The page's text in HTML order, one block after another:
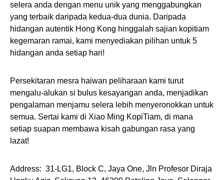
selera anda dengan menu unik yang menggabungkan
yang terbaik daripada kedua-dua dunia. Daripada
hidangan autentik Hong Kong hinggalah sajian kopitiam
kegemaran ramai, kami menyediakan pilihan untuk 5
hidangan anda setiap hari!
Persekitaran mesra haiwan peliharaan kami turut
mengalu-alukan si bulus kesayangan anda, menjadikan
pengalaman menjamu selera lebih menyeronokkan untuk
semua. Sertai kami di Xiao Ming KopiTiam, di mana
setiap suapan membawa kisah gabungan rasa yang
lazat!
Address: 31-LG1, Block C, Jaya One, Jln Profesor Diraja